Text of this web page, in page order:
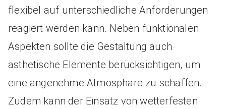
flexibel auf unterschiedliche Anforderungen
reagiert werden kann. Neben funktionalen
Aspekten sollte die Gestaltung auch
ästhetische Elemente berücksichtigen, um
eine angenehme Atmosphäre zu schaffen.
Zudem kann der Einsatz von wetterfesten